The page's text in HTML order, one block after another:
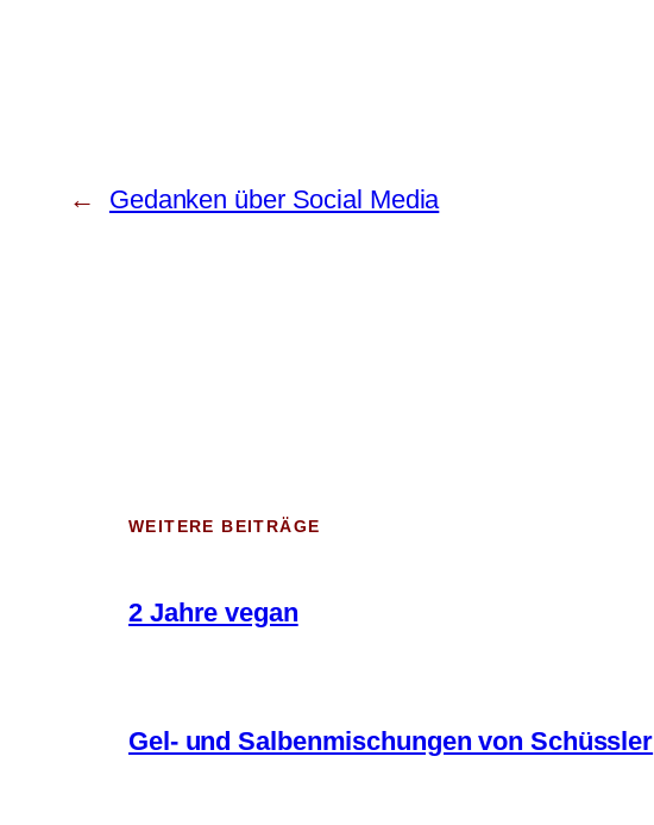
← Gedanken über Social Media
WEITERE BEITRÄGE
2 Jahre vegan
Gel- und Salbenmischungen von Schüssler